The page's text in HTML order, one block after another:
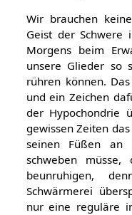
Wir brauchen
Geist der
Morgens beim
unsere Glieder so
rühren können.
und ein Zeichen
der Hypochondrie
gewissen Zeiten
seinen Füßen
schweben
beunruhigen,
Schwärmerei
nur eine reguläre